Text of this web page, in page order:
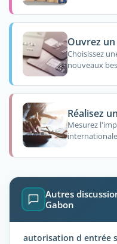
Ouvrez
Choisissez
nouveaux
Réalisez
Mesurez
Autres
Gabon
autorisation d entrée